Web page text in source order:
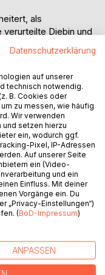
als
Diebin und
befreit.
Leben setzen die
Buch fort, um
den
zu
vor ihren
gut gehütete
trauen oder wird
Datenschutzerklärung
auf unserer
technisch notwendig.
B. Cookies oder
zu messen, wie häufig
Wir verwenden
setzen hierzu
ein, wodurch ggf.
Pixel, IP-Adressen
Auf unserer Seite
ein (Video-
und ein
Einfluss. Mit deiner
Vorgänge ein. Du
„Privacy-Einstellungen“)
(BoD-Impressum)
ANPASSEN